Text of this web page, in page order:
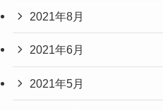
2021年8月
2021年6月
2021年5月